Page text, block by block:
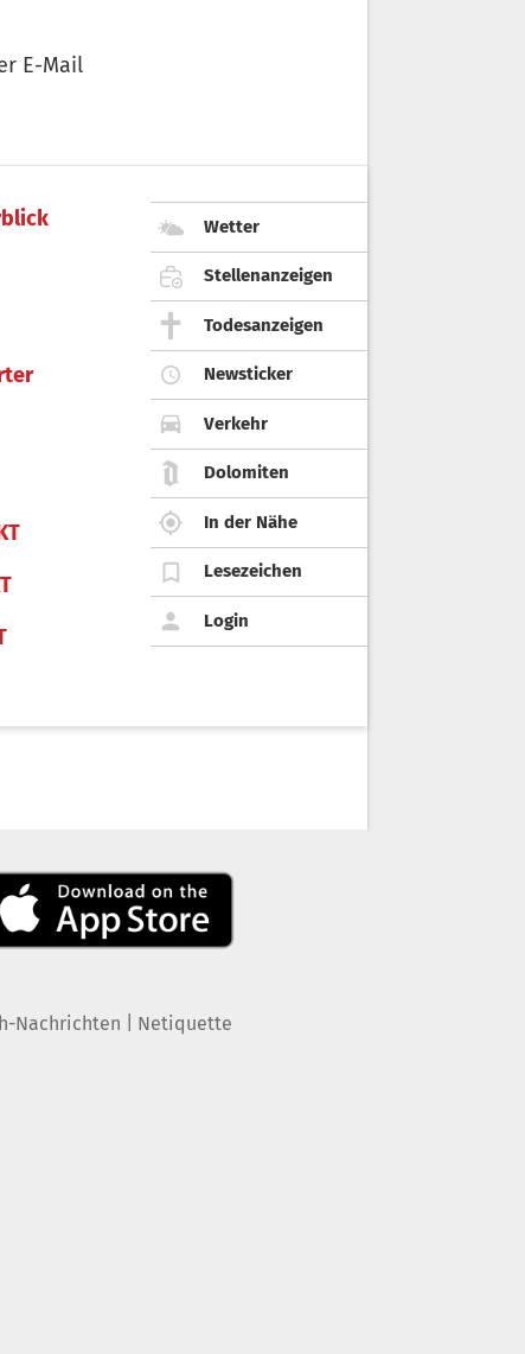
E-Mail
Wetter
Stellenanzeigen
Todesanzeigen
Newsticker
Verkehr
Dolomiten
In der Nähe
Lesezeichen
Login
Nachrichten Netiquette